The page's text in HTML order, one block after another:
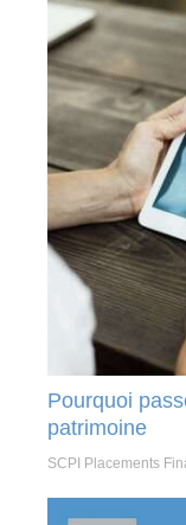
Pourquoi
patrimoine
SCPI Placements